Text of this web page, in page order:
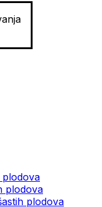
plodova
plodova
plodova